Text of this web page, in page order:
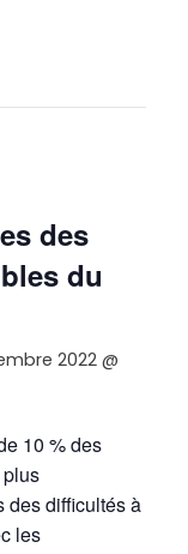
des
du
2022 @
10 % des
des difficultés à
les